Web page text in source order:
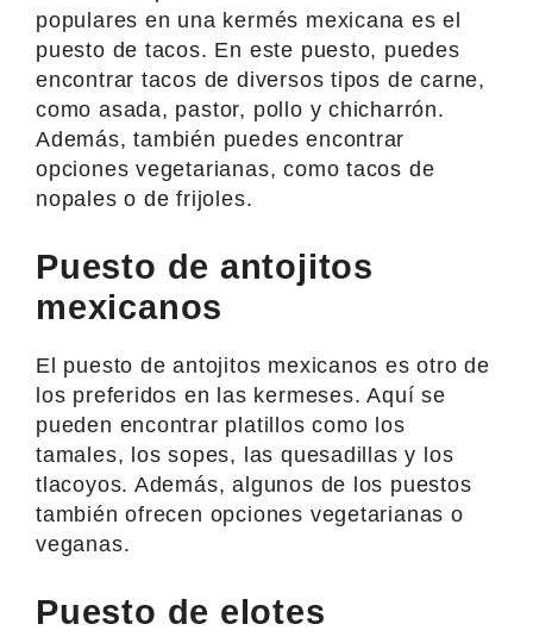
populares en una kermés mexicana es el
puesto de tacos. En este puesto, puedes
encontrar tacos de diversos tipos de carne,
como asada, pastor, pollo y chicharrón.
Además, también puedes encontrar
opciones vegetarianas, como tacos de
nopales o de frijoles.
Puesto de antojitos
mexicanos
El puesto de antojitos mexicanos es otro de
los preferidos en las kermeses. Aquí se
pueden encontrar platillos como los
tamales, los sopes, las quesadillas y los
tlacoyos. Además, algunos de los puestos
también ofrecen opciones vegetarianas o
veganas.
Puesto de elotes